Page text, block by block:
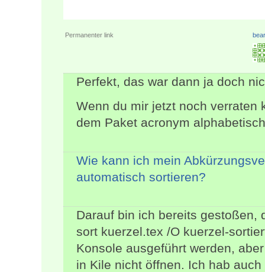
Permanenter link
Perfekt, das war dann ja doch
Wenn du mir jetzt noch verraten
dem Paket acronym
Wie kann ich mein
automatisch sortieren?
Darauf bin ich bereits gestoßen,
sort kuerzel.tex /O kuerzel-
Konsole ausgeführt werden,
in Kile nicht öffnen. Ich hab